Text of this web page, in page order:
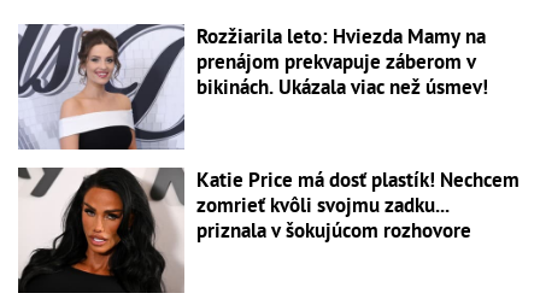
Rozžiarila leto: Hviezda Mamy na
prenájom prekvapuje záberom v
bikinách. Ukázala viac než úsmev!
Katie Price má dosť plastík! Nechcem
zomrieť kvôli svojmu zadku...
priznala v šokujúcom rozhovore